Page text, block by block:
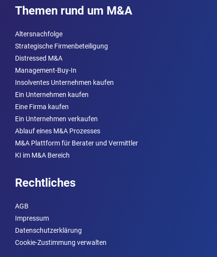
Themen rund um M&A
Altersnachfolge
Strategische Firmenbeteiligung
Distressed M&A
Management-Buy-In
Insolventes Unternehmen kaufen
Ein Unternehmen kaufen
Eine Firma kaufen
Ein Unternehmen verkaufen
Ablauf eines M&A Prozesses
M&A Plattform für Berater und Vermittler
KI im M&A Bereich
Rechtliches
AGB
Impressum
Datenschutzerklärung
Cookie-Zustimmung verwalten
anmelden um Inserat einzusehen